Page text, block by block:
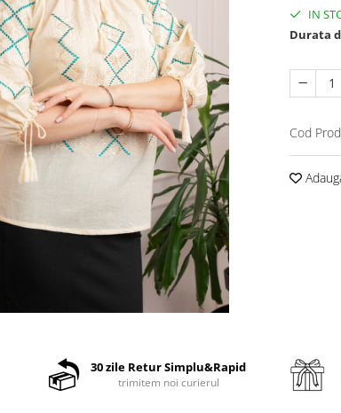
IN
Durata
Cod
30 zile Retur Simplu&Rapid
trimitem noi curierul